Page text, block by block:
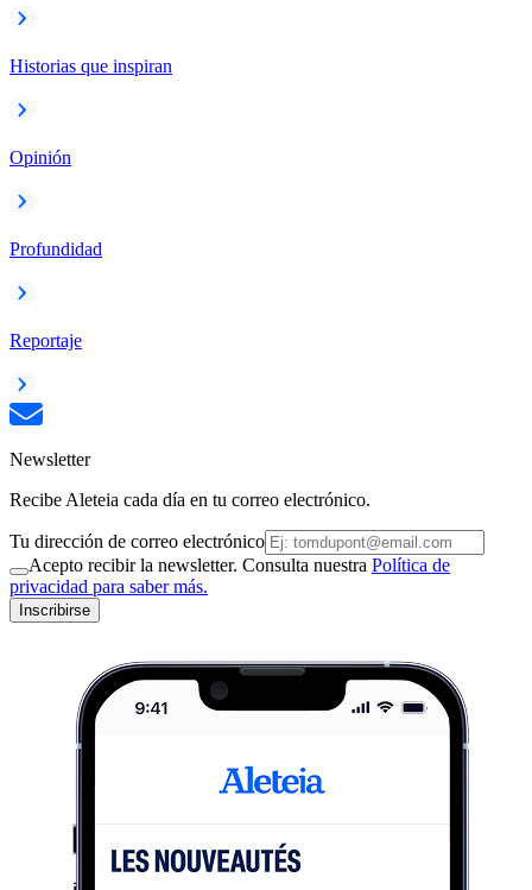
Historias que inspiran
Opinión
Profundidad
Reportaje
Newsletter
Recibe Aleteia cada día en tu correo electrónico.
Tu dirección de correo electrónico
Acepto recibir la newsletter. Consulta nuestra Política de
privacidad para saber más.
Inscribirse